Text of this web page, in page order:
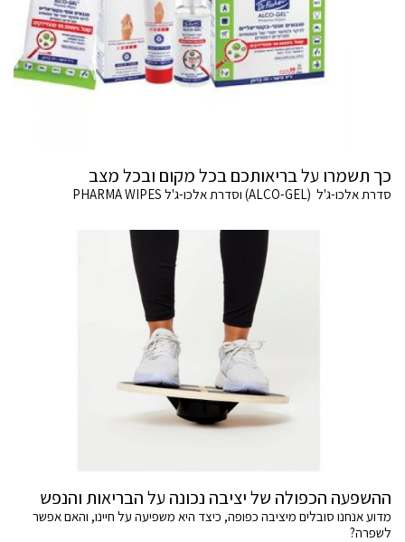
כך תשמרו על בריאותכם בכל מקום ובכל מצב
סדרת אלכו-ג'ל (ALCO-GEL) וסדרת אלכו-ג'ל PHARMA WIPES
ההשפעה הכפולה של יציבה נכונה על הבריאות והנפש
מדוע אנחנו סובלים מיציבה כפופה, כיצד היא משפיעה על חיינו, והאם אפשר
לשפרה?